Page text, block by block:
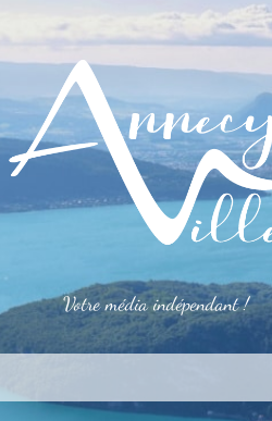
Votre média indépendant !